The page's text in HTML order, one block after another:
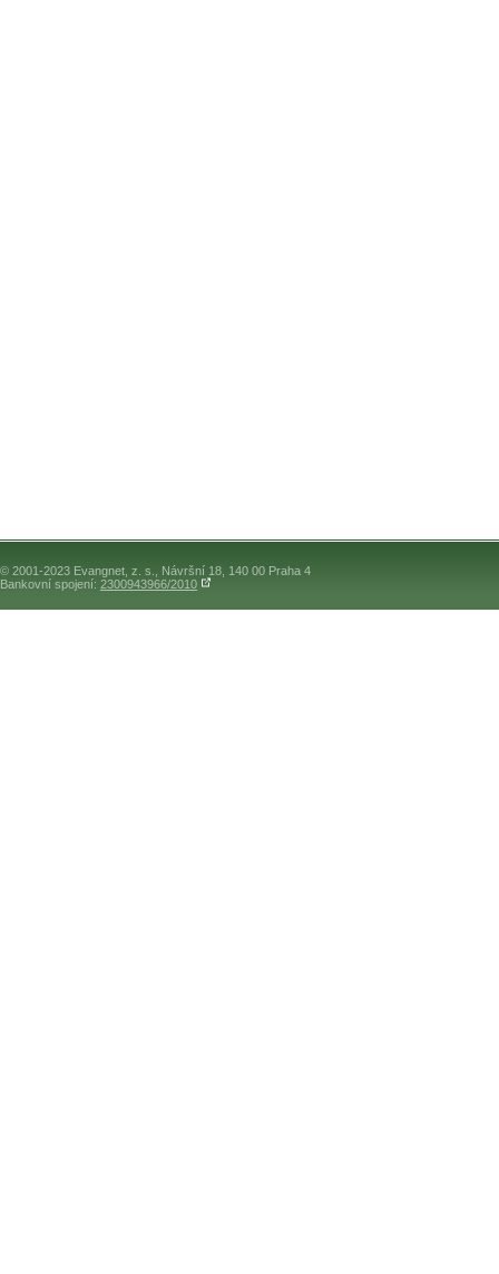
© 2001-2023 Evangnet, z. s., Návršní 18, 140 00 Praha 4
Bankovní spojení: 2300943966/2010